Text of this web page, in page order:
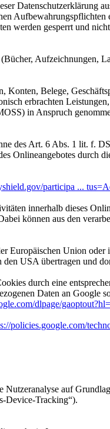
Datenschutzerklärung
Aufbewahrungspflichten
werden gesperrt und
Aufzeichnungen,
Konten, Belege,
erbrachten Leistungen,
in Anspruch
des Art. 6 Abs. 1 lit. f.
Onlineangebotes durch
participa ...
innerhalb dieses
können aus den
Europäischen Union oder
USA übertragen und
durch eine
Daten an Google
dlpage/
policies.google.com/
Nutzeranalyse auf
Device-Tracking“).